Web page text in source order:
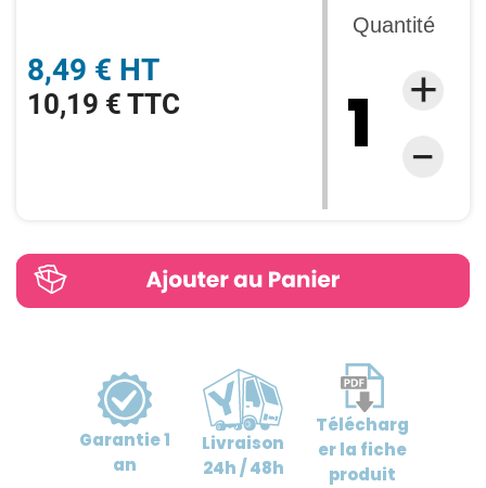
8,49 € HT
10,19 € TTC
Quantité
Garantie1
an
Livraison
24h / 48h
Télécharg
erla fiche
produit